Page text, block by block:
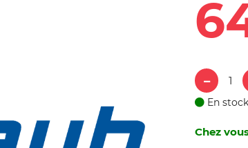
En
Chez